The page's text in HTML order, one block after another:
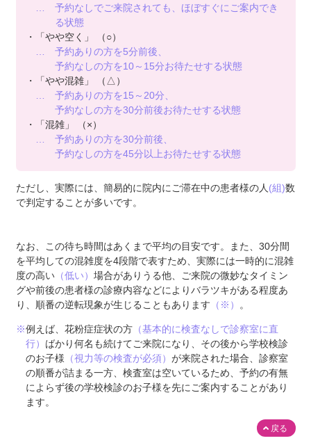
… 予約なしでご来院されても、ほぼすぐにご案内でき
る状態
・「やや空く」
（○）
… 予約ありの方を5分前後、
予約なしの方を10～15分お待たせする状態
・「やや混雑」
（△）
… 予約ありの方を15～20分、
予約なしの方を30分前後お待たせする状態
・「混雑」
（×）
… 予約ありの方を30分前後、
予約なしの方を45分以上お待たせする状態
ただし、実際には、簡易的に院内にご滞在中の患者様の人 (組)数
で判定することが多いです。
なお、この待ち時間はあくまで平均の目安です。また、30分間
を平均しての混雑度を4段階で表すため、実際には一時的に混雑
度の高い（低い） 場合がありうる他、ご来院の微妙なタイミン
グや前後の患者様の診療内容などによりバラツキがある程度あ
り、順番の逆転現象が生じることもあります （※） 。
※例えば、花粉症症状の方（基本的に検査なしで診察室に直
行） ばかり何名も続けてご来院になり、その後から学校検診
のお子様 （視力等の検査が必須） が来院された場合、診察室
の順番が詰まる一方、検査室は空いているため、予約の有無
によらず後の学校検診のお子様を先にご案内することがあり
ます。
戻る